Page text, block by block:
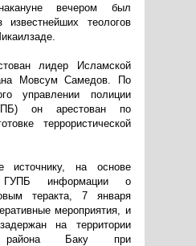
вечером был
теологов
лидер Исламской
Мовсум Самедов. По
управлении полиции
он арестован по
террористической
источнику, на основе
ГУПБ информации о
теракта, 7 января
мероприятия, и
на территории
района Баку при